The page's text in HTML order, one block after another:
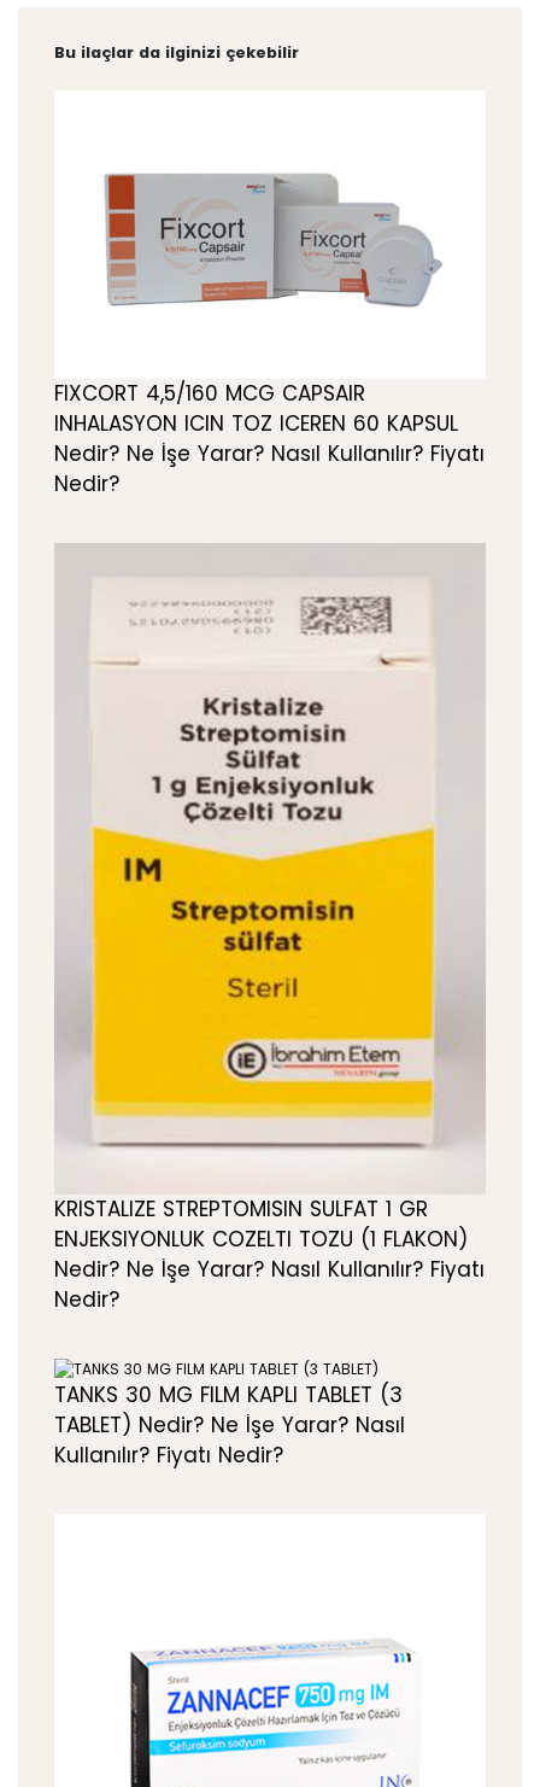
Bu ilaçlar da ilginizi çekebilir
FIXCORT 4,5/160 MCG CAPSAIR
INHALASYON ICIN TOZ ICEREN 60 KAPSUL
Nedir? Ne İşe Yarar? Nasıl Kullanılır? Fiyatı
Nedir?
KRISTALIZE STREPTOMISIN SULFAT 1 GR
ENJEKSIYONLUK COZELTI TOZU (1 FLAKON)
Nedir? Ne İşe Yarar? Nasıl Kullanılır? Fiyatı
Nedir?
TANKS 30 MG FILM KAPLI TABLET (3
TABLET) Nedir? Ne İşe Yarar? Nasıl
Kullanılır? Fiyatı Nedir?